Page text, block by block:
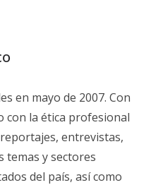
en mayo de 2007. Con
con la ética profesional
entrevistas,
temas y sectores
del país, así como